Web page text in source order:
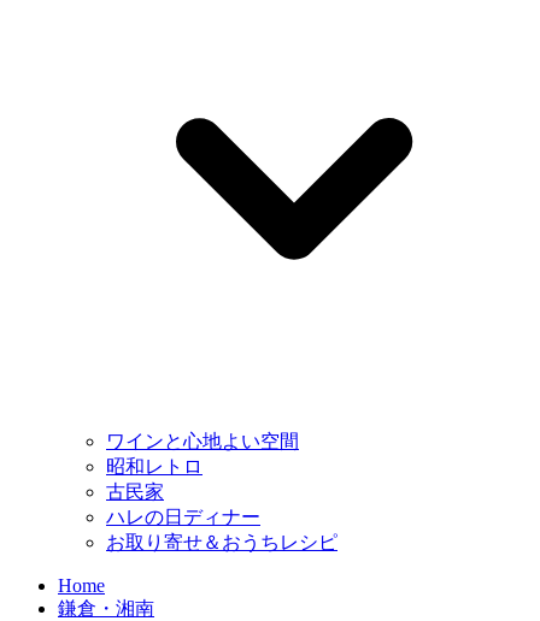
ワインと心地よい空間
昭和レトロ
古民家
ハレの日ディナー
お取り寄せ＆おうちレシピ
Home
鎌倉・湘南